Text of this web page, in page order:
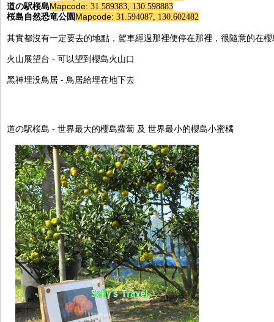
道の駅桜島Mapcode: 31.589383, 130.598883
桜島自然恐竜公園Mapcode: 31.594087, 130.602482
其實都沒有一定要去的地點，駕車經過那裡便停在那裡，很隨意的在
火山展望台 - 可以望到櫻島火山口
黑神埋没鳥居 - 鳥居給埋在地下去
道の駅桜島 - 世界最大的櫻島蘿蔔 及 世界最小的櫻島小蜜橘